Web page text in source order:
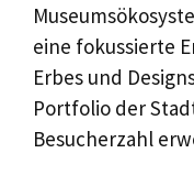
eine fokussierte
Erbes und
Portfolio der
Besucherzahl